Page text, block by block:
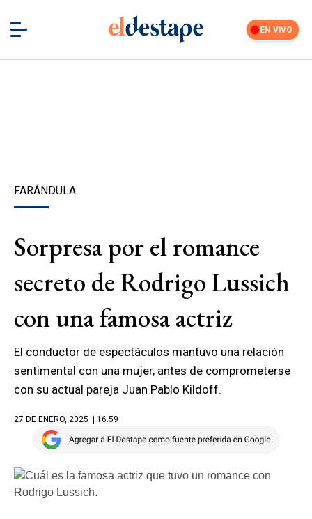
EN VIVO
FARÁNDULA
Sorpresa por el romance
secreto de Rodrigo Lussich
con una famosa actriz
El conductor de espectáculos mantuvo una relación
sentimental con una mujer, antes de comprometerse
con su actual pareja Juan Pablo Kildoff.
27 DE ENERO, 2025 | 16.59